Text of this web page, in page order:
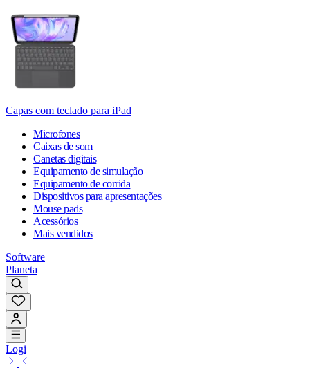
Capas com teclado para iPad
Microfones
Caixas de som
Canetas digitais
Equipamento de simulação
Equipamento de corrida
Dispositivos para apresentações
Mouse pads
Acessórios
Mais vendidos
Software
Planeta
Logi